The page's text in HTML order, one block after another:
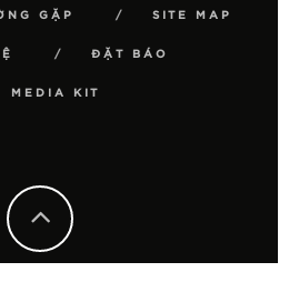
GẶP SITE MAP
ĐẶT BÁO
MEDIA KIT